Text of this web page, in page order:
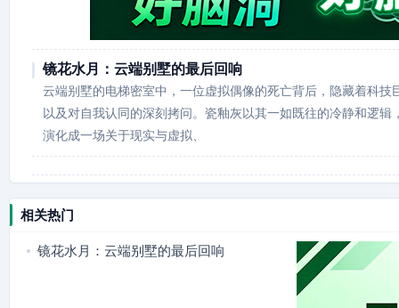
镜花水月：云端别墅的最后回响
云端别墅的电梯密室中，一位虚拟偶像的死亡背后，隐藏着科技
以及对自我认同的深刻拷问。瓷釉灰以其一如既往的冷静和逻辑
演化成一场关于现实与虚拟、
相关热门
镜花水月：云端别墅的最后回响